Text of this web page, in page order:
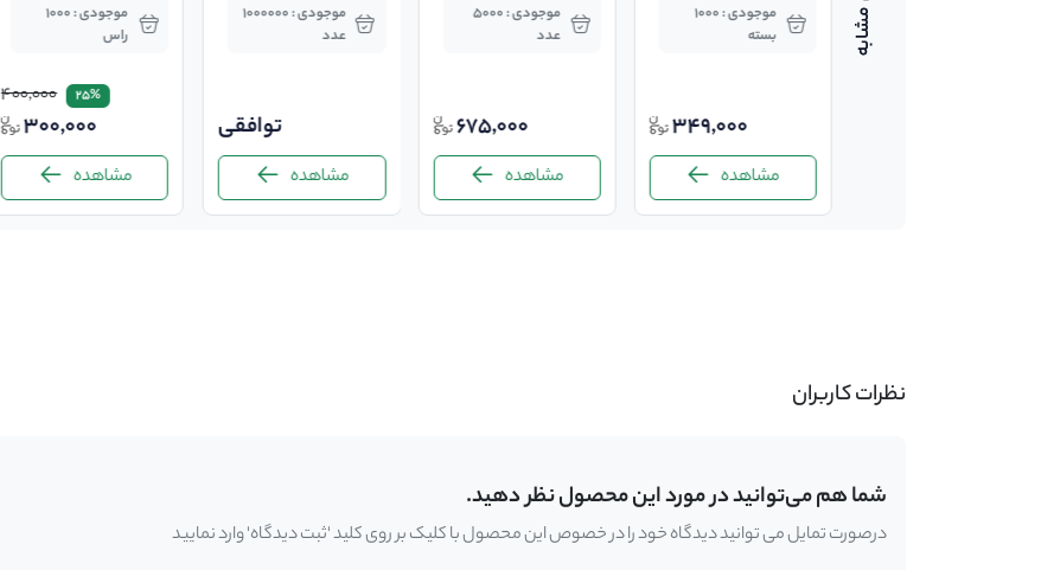
در گوسفند و بزموجودی : 1000
بسته
349,000
مشاهده
موجودی : 5000
عدد
675,000
مشاهده
موجودی : 1000000
عدد
توافقی
مشاهده
موجودی : 1000
راس
25%
400,000
300,000
مشاهده
نظرات کاربران
شما هم می‌توانید در مورد این محصول نظر دهید.
درصورت تمایل می توانید دیدگاه خود را در خصوص این محصول با کلیک بر روی کلید 'ثبت دیدگاه' وارد نمایید